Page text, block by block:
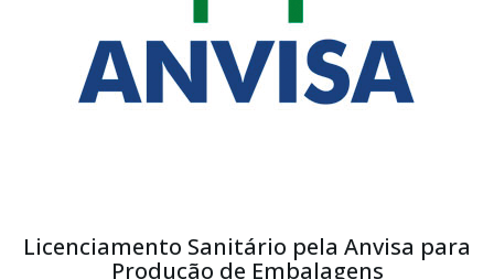
Licenciamento Sanitário pela Anvisa para
Produção de Embalagens